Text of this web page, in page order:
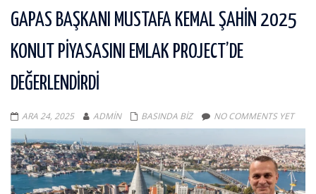
GAPAS BAŞKANI MUSTAFA KEMAL ŞAHIN 2025
KONUT PIYASASINI EMLAK PROJECT’DE
DEĞERLENDIRDI
ARA 24, 2025 ADMIN BASINDA BIZ NO COMMENTS YET